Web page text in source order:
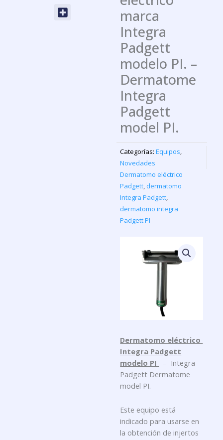
Menu
marca
Integra
Padgett
modelo PI. –
Dermatome
Integra
Padgett
model PI.
Categorías: Equipos,
Novedades
Dermatomo eléctrico
Padgett, dermatomo
Integra Padgett,
dermatomo integra
Padgett PI
Dermatomo eléctrico
Integra Padgett
modelo PI
– Integra
Padgett Dermatome
model PI.
Este equipo está
indicado para usarse en
la obtención de injertos